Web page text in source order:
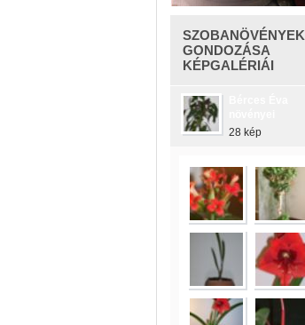
SZOBANÖVÉNYEK
GONDOZÁSA
KÉPGALÉRIÁI
28 kép